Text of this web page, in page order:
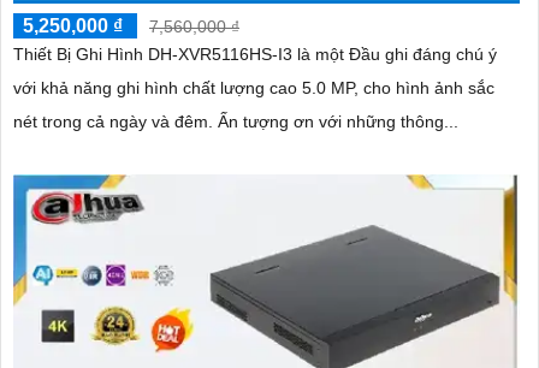
5,250,000 ₫
7,560,000 ₫
Thiết Bị Ghi Hình DH-XVR5116HS-I3 là một Đầu ghi đáng chú ý
với khả năng ghi hình chất lượng cao 5.0 MP, cho hình ảnh sắc
nét trong cả ngày và đêm. Ấn tượng ơn với những thông...